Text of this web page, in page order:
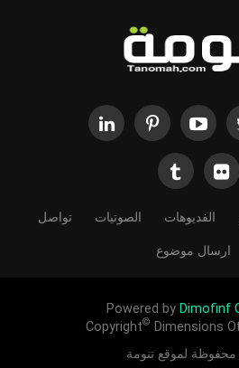
الفديوهات الصوتيات تواصل
ارسال موضوع
Powered by Dimofinf
Copyright© Dimensions
محفوظة لموقع تنومة